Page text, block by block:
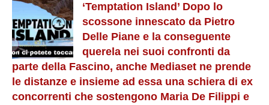
‘Temptation Island’ Dopo lo
scossone innescato da Pietro
Delle Piane e la conseguente
querela nei suoi confronti da
parte della Fascino, anche Mediaset ne prende
le distanze e insieme ad essa una schiera di ex
concorrenti che sostengono Maria De Filippi e